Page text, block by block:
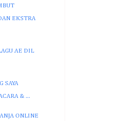
EKSTRA
AE DIL
SAYA
& ...
ONLINE